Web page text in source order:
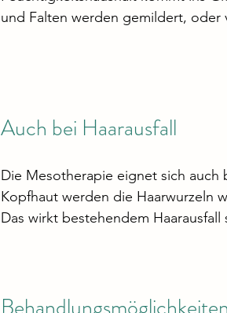
und Falten werden gemildert, oder
Auch bei Haarausfall
Die Mesotherapie eignet sich auch
Kopfhaut werden die Haarwurzeln
Das wirkt bestehendem